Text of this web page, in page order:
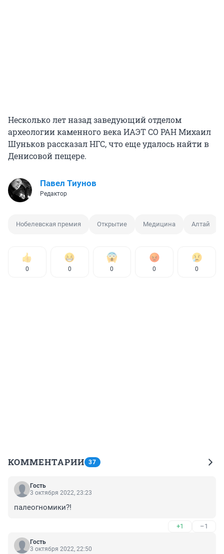
Несколько лет назад заведующий отделом
археологии каменного века ИАЭТ СО РАН Михаил
Шуньков рассказал НГС, что еще удалось найти в
Денисовой пещере.
Павел Тиунов
Редактор
Нобелевская премия Открытие Медицина Алтай
0 0 0 0 0
КОММЕНТАРИИ 37
Гость
3 октября 2022, 23:23
палеогномики?!
+1 –1
Гость
3 октября 2022, 22:50